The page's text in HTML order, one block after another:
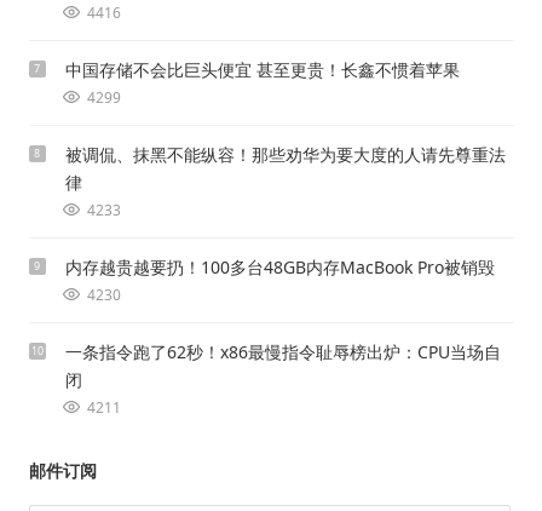
4416
7 中国存储不会比巨头便宜 甚至更贵！长鑫不惯着苹果
4299
8
被调侃、抹黑不能纵容！那些劝华为要大度的人请先尊重法
律
4233
9 内存越贵越要扔！100多台48GB内存MacBook Pro被销毁
4230
10
一条指令跑了62秒！x86最慢指令耻辱榜出炉：CPU当场自
闭
4211
邮件订阅